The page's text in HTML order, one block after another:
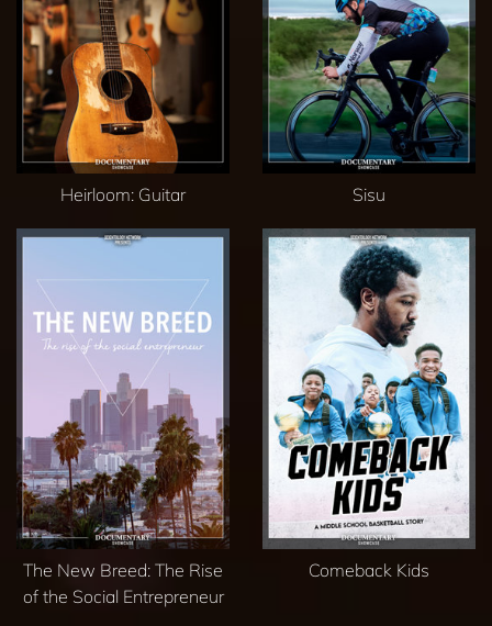
Heirloom: Guitar Sisu
The New Breed: The Rise
of the Social Entrepreneur
Comeback Kids